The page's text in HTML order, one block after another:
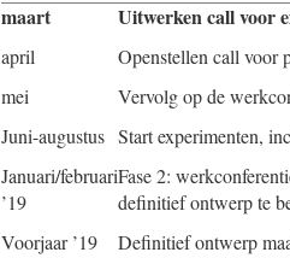
maart Uitwerken call voor
april
Openstellen call voor
mei
Vervolg op de
Juni-augustus Start experimenten,
Januari/februari
’19
Fase 2:
definitief ontwerp te
Voorjaar ’19
Definitief ontwerp